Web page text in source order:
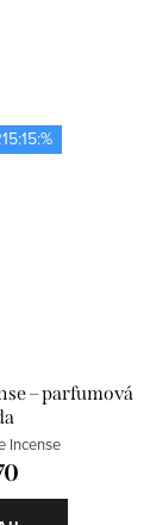
– parfumová
Incense